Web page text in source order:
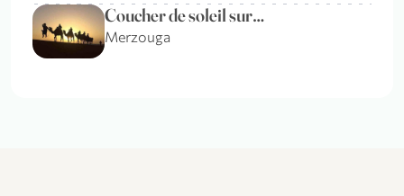
Coucher de soleil sur…
Merzouga